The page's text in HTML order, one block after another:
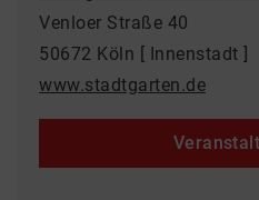
Venloer Straße 40
50672 Köln [ Innenstadt ]
www.stadtgarten.de